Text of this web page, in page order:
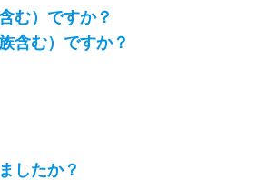
む）ですか？
含む）ですか？
したか？